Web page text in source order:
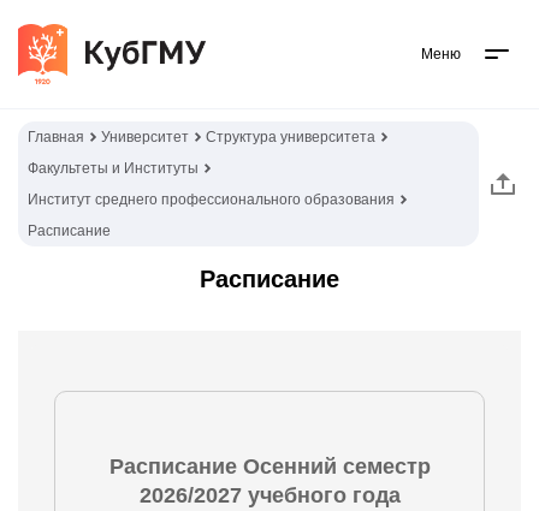
Меню
Главная Университет
Структура университета
Факультеты и Институты
Институт среднего профессионального образования
Расписание
Расписание
Расписание Осенний семестр
2026/2027 учебного года